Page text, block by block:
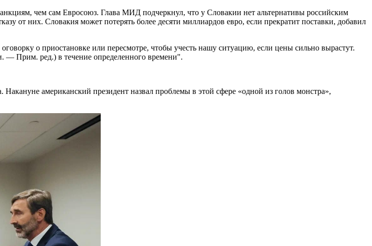
чем сам Евросоюз. Глава МИД подчеркнул, что у Словакии нет альтернативы российским
от них. Словакия может потерять более десяти миллиардов евро, если прекратит поставки, добавил
о приостановке или пересмотре, чтобы учесть нашу ситуацию, если цены сильно вырастут.
— Прим. ред.) в течение определенного времени".
американский президент назвал проблемы в этой сфере «одной из голов монстра»,